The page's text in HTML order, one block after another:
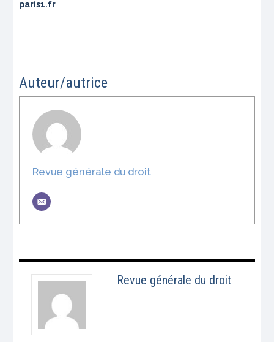
paris1.fr
Auteur/autrice
Revue générale du droit
Revue générale du droit